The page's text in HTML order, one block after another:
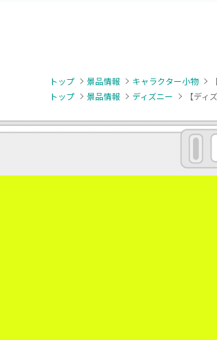
トップ 景品情報 キャラクター小物
トップ
景品情報 ディズニー 【デ